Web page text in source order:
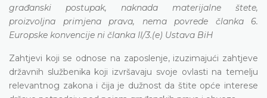
građanski postupak, naknada materijalne štete,
proizvoljna primjena prava, nema povrede članka 6.
Europske konvencije ni članka II/3.(e) Ustava BiH
Zahtjevi koji se odnose na zaposlenje, izuzimajući zahtjeve
državnih službenika koji izvršavaju svoje ovlasti na temelju
relevantnog zakona i čija je dužnost da štite opće interese